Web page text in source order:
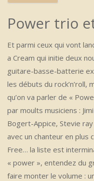
Power trio
Et parmi ceux qui vont
a Cream qui initie deux
guitare-basse-batterie
les débuts du rock’n’roll,
qu’on va parler de «
par moults musiciens :
Bogert-Appice, Stevie
avec un chanteur en plus
Free… la liste est
« power », entendez du
faire monter le volume :